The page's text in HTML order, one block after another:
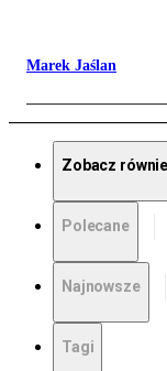
Marek Jaślan
Zobacz
Polecane
Najnowsze
Tagi